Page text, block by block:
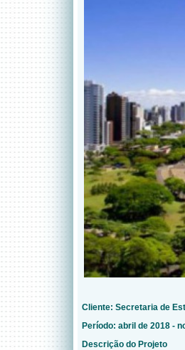
Cliente: Secretaria de
Período: abril de 2018 -
Descrição do Projeto